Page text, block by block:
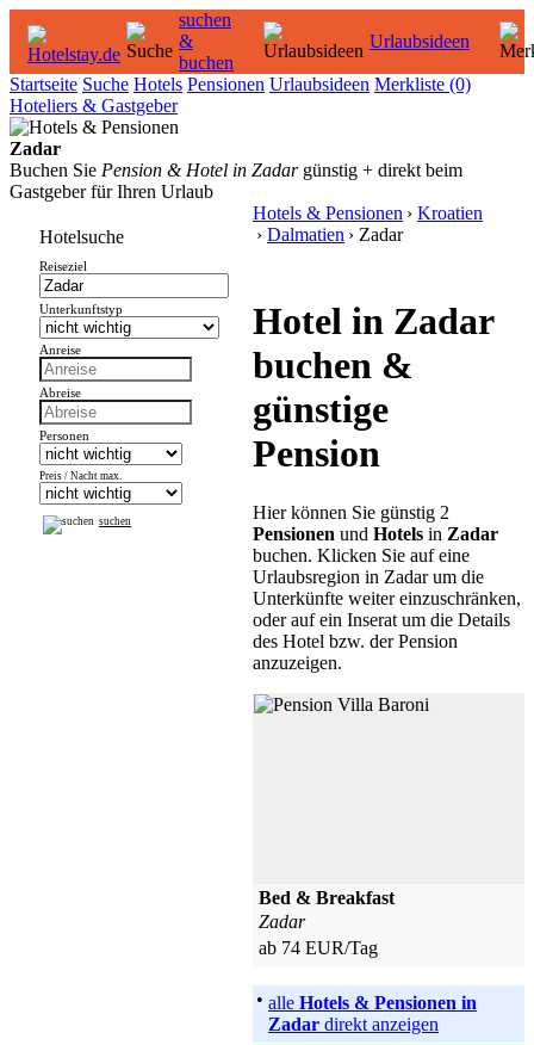
suchen
&
buchen
Urlaubsideen
Startseite Suche Hotels Pensionen Urlaubsideen Merkliste (0)
Hoteliers & Gastgeber
Zadar
Buchen Sie Pension & Hotel in Zadargünstig + direkt beim
Gastgeber für Ihren Urlaub
Hotelsuche
Reiseziel
Unterkunftstyp
Anreise
Abreise
Personen
Preis / Nacht max.
suchen
Hotels & Pensionen › Kroatien
› Dalmatien › Zadar
Hotel in Zadar
buchen &
günstige
Pension
Hier können Sie günstig 2
Pensionen und Hotels in Zadar
buchen. Klicken Sie auf eine
Urlaubsregion in Zadar um die
Unterkünfte weiter einzuschränken,
oder auf ein Inserat um die Details
des Hotel bzw. der Pension
anzuzeigen.
Bed & Breakfast
Zadar
ab 74 EUR/Tag
• alle Hotels & Pensionen in
Zadar direkt anzeigen